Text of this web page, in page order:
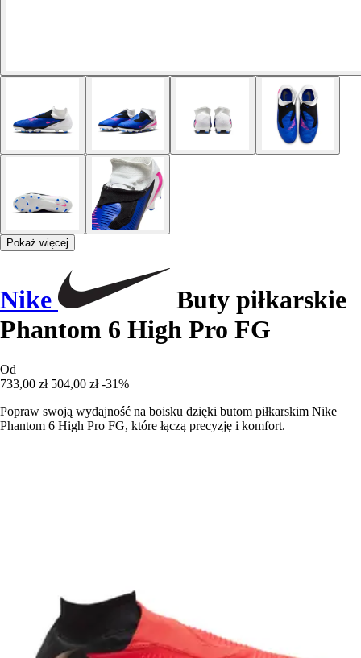
Pokaż więcej
Nike
Buty piłkarskie
Phantom 6 High Pro FG
Od
733,00 zł 504,00 zł -31%
Popraw swoją wydajność na boisku dzięki butom piłkarskim Nike
Phantom 6 High Pro FG, które łączą precyzję i komfort.